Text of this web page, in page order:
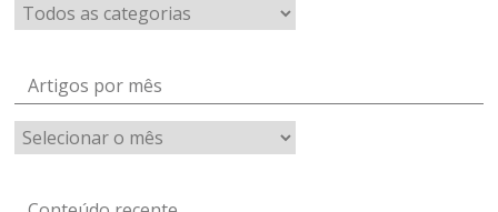
Artigos por mês
Artigos
por